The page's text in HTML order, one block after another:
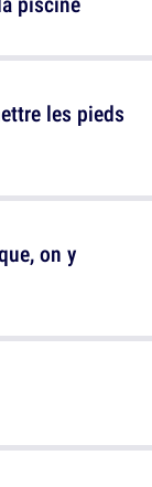
on y
les pieds